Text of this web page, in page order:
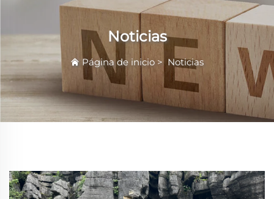
Noticias
Página de inicio > Noticias